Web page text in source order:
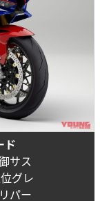
ド
サス
グレ
パー